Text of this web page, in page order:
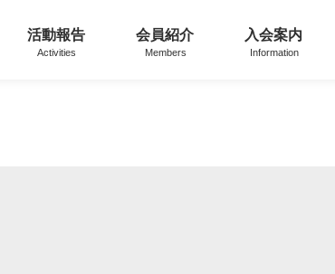
活動報告
Activities
会員紹介
Members
入会案内
Information